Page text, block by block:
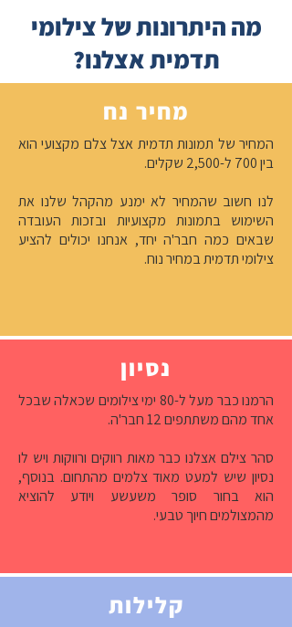
מה היתרונות של צילומי
תדמית אצלנו?
מחיר נח
המחיר של תמונות תדמית אצל צלם מקצועי הוא
בין 700 ל-2,500 שקלים.
לנו חשוב שהמחיר לא ימנע מהקהל שלנו את
השימוש בתמונות מקצועיות ובזכות העובדה
שבאים כמה חבר'ה יחד, אנחנו יכולים להציע
צילומי תדמית במחיר נוח.
נסיון
הרמנו כבר מעל ל-80 ימי צילומים שכאלה שבכל
אחד מהם משתתפים 12 חבר'ה.
סהר צילם אצלנו כבר מאות רווקים ורווקות ויש לו
נסיון שיש למעט מאוד צלמים מהתחום. בנוסף,
הוא בחור סופר משעשע ויודע להוציא
מהמצולמים חיוך טבעי.
קלילות